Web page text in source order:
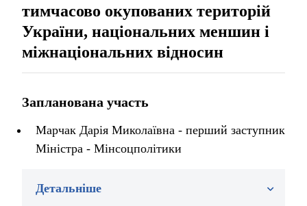
тимчасово окупованих територій
України, національних меншин і
міжнаціональних відносин
Запланована участь
Марчак Дарія Миколаївна - перший заступник
Міністра - Мінсоцполітики
Детальніше